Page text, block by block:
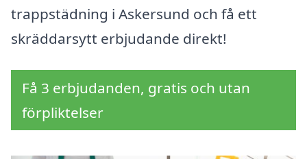
trappstädning i Askersund och få ett
skräddarsytt erbjudande direkt!
Få 3 erbjudanden, gratis och utan
förpliktelser